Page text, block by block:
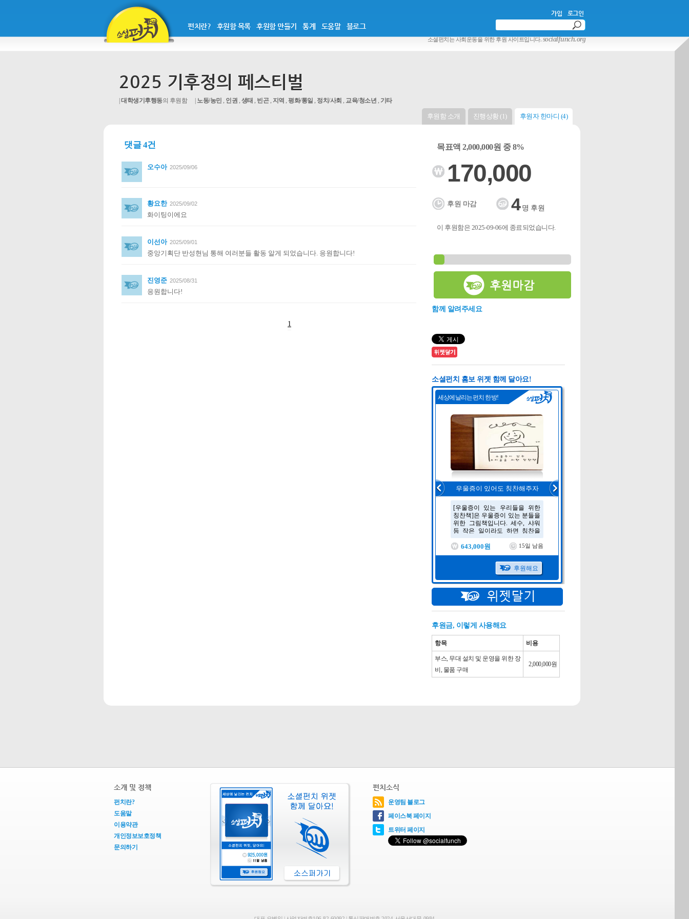
펀치란? 후원함 목록 후원함 만들기 통계 도움말 블로그
가입 로그인
소셜펀치는 사회운동을 위한 후원 사이트입니다. socialfunch.org
2025 기후정의 페스티벌
대학생기후행동의 후원함 노동/농민 , 인권 , 생태 , 빈곤, 지역 , 평화/통일 , 정치/사회 , 교육/청소년 , 기타
후원함 소개 진행상황 (1) 후원자 한마디 (4)
목표액 2,000,000원 중 8%
170,000
후원 마감 4명 후원
이 후원함은 2025-09-06에 종료되었습니다.
댓글 4건
오수아 2025/09/06
황요한 2025/09/02
화이팅이에요
이선아 2025/09/01
중앙기획단 반성현님 통해 여러분들 활동 알게 되었습니다. 응원합니다!
진영준 2025/08/31
응원합니다!
1
함께 알려주세요
소셜펀치 홈보 위젯 함께 달아요!
후원금, 이렇게 사용해요
항목 비용
부스, 무대 설치 및 운영을 위한 장
비, 물품 구매
2,000,000원
소개 및 정책
펀치란?
도움말
이용약관
개인정보보호정책
문의하기
펀치소식
운영팀 블로그
페이스북 페이지
트위터 페이지